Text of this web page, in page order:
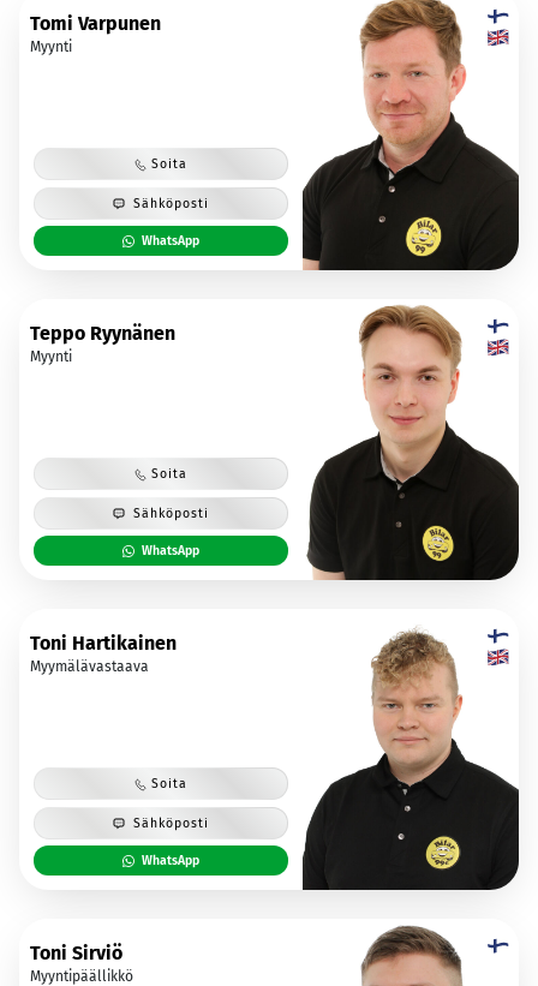
Tomi Varpunen
Myynti
Soita
Sähköposti
WhatsApp
Teppo Ryynänen
Myynti
Soita
Sähköposti
WhatsApp
Toni Hartikainen
Myymälävastaava
Soita
Sähköposti
WhatsApp
Toni Sirviö
Myyntipäällikkö